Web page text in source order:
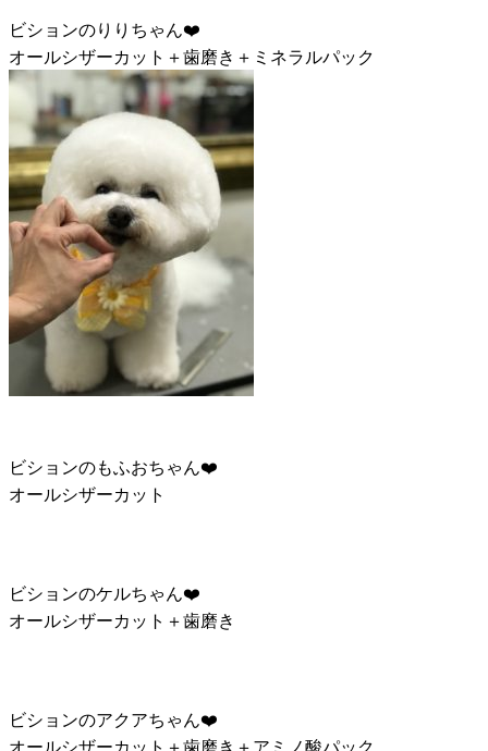
ビションのりりちゃん❤️
オールシザーカット＋歯磨き＋ミネラルパック
ビションのもふおちゃん❤️
オールシザーカット
ビションのケルちゃん❤️
オールシザーカット＋歯磨き
ビションのアクアちゃん❤️
オールシザーカット＋歯磨き＋アミノ酸パック